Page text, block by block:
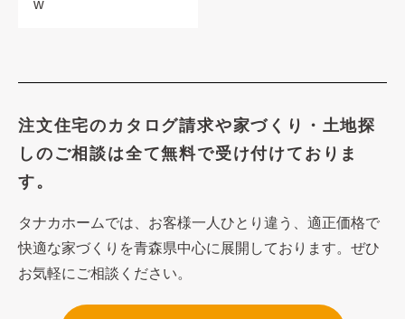
注文住宅のカタログ請求や家づくり・土地探
しのご相談は全て無料で受け付けておりま
す。
タナカホームでは、お客様一人ひとり違う、適正価格で
快適な家づくり を青森県中心に展開しております。ぜひ
お気軽にご相談ください。